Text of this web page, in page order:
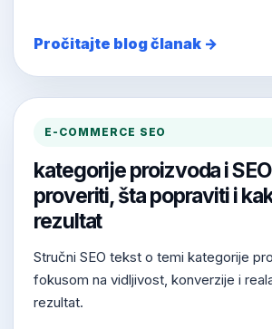
Pročitajte blog članak →
E-COMMERCE SEO
kategorije proizvoda i
proveriti, šta popraviti i
rezultat
Stručni SEO tekst o temi kategorije
fokusom na vidljivost, konverzije i
rezultat.